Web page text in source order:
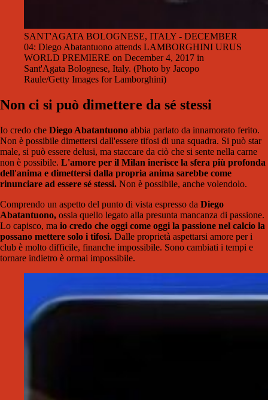
SANT'AGATA BOLOGNESE, ITALY - DECEMBER
04: Diego Abatantuono attends LAMBORGHINI URUS
WORLD PREMIERE on December 4, 2017 in
Sant'Agata Bolognese, Italy. (Photo by Jacopo
Raule/Getty Images for Lamborghini)
Non ci si può dimettere da sé stessi
Io credo che Diego Abatantuono abbia parlato da innamorato ferito.
Non è possibile dimettersi dall'essere tifosi di una squadra. Si può star
male, si può essere delusi, ma staccare da ciò che si sente nella carne
non è possibile. L'amore per il Milan inerisce la sfera più profonda
dell'anima e dimettersi dalla propria anima sarebbe come
rinunciare ad essere sé stessi. Non è possibile, anche volendolo.
Comprendo un aspetto del punto di vista espresso da Diego
Abatantuono, ossia quello legato alla presunta mancanza di passione.
Lo capisco, ma io credo che oggi come oggi la passione nel calcio la
possano mettere solo i tifosi. Dalle proprietà aspettarsi amore per i
club è molto difficile, finanche impossibile. Sono cambiati i tempi e
tornare indietro è ormai impossibile.